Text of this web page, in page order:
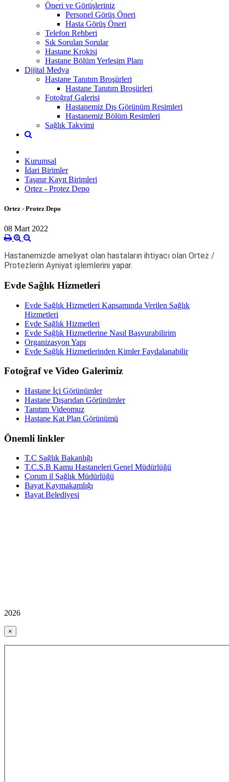
Öneri ve Görüşleriniz
Personel Görüş Öneri
Hasta Görüş Öneri
Telefon Rehberi
Sık Sorulan Sorular
Hastane Krokisi
Hastane Bölüm Yerleşim Planı
Dijital Medya
Hastane Tanıtım Broşürleri
Hastane Tanıtım Broşürleri
Fotoğraf Galerisi
Hastanemiz Dış Görünüm Resimleri
Hastanemiz Bölüm Resimleri
Sağlık Takvimi
Kurumsal
İdari Birimler
Taşınır Kayıt Birimleri
Ortez - Protez Depo
Ortez - Protez Depo
08 Mart 2022
Hastanemizde ameliyat olan hastaların ihtiyacı olan Ortez /
Protezlerin Ayniyat işlemlerini yapar.
Evde Sağlık Hizmetleri
Evde Sağlık Hizmetleri Kapsamında Verilen Sağlık
Hizmetleri
Evde Sağlık Hizmetleri
Evde Sağlık Hizmetlerine Nasıl Başvurabilirim
Organizasyon Yapı
Evde Sağlık Hizmetlerinden Kimler Faydalanabilir
Fotoğraf ve Video Galerimiz
Hastane İçi Görünümler
Hastane Dışarıdan Görünümler
Tanıtım Videomuz
Hastane Kat Plan Görünümü
Önemli linkler
T.C Sağlık Bakanlığı
T.C.S.B Kamu Hastaneleri Genel Müdürlüğü
Çorum il Sağlık Müdürlüğü
Bayat Kaymakamlığı
Bayat Belediyesi
2026
×